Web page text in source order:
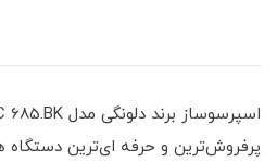
پرفرو‌ش‌ترین و حرفه ای‌ترین